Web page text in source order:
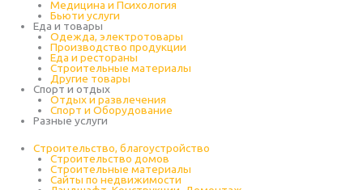
Медицина и Психология
Бьюти услуги
Еда и товары
Одежда, электротовары
Производство продукции
Еда и рестораны
Строительные материалы
Другие товары
Спорт и отдых
Отдых и развлечения
Спорт и Оборудование
Разные услуги
Строительство, благоустройство
Строительство домов
Строительные материалы
Сайты по недвижимости